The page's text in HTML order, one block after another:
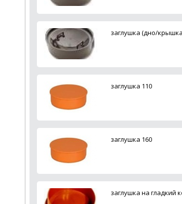
заглушка (дно/
заглушка 110
заглушка 160
заглушка на гладкий